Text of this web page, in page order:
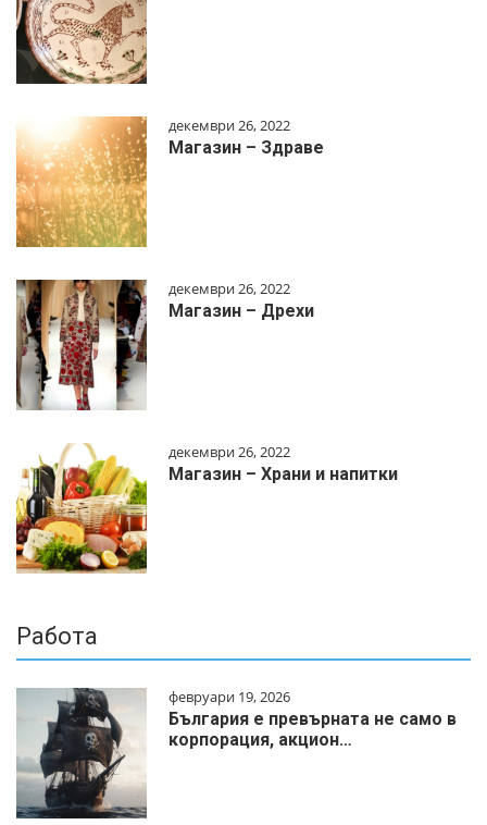
декември 26, 2022
Магазин – Здраве
декември 26, 2022
Магазин – Дрехи
декември 26, 2022
Магазин – Храни и напитки
Работа
февруари 19, 2026
България е превърната не само в
корпорация, акцион…